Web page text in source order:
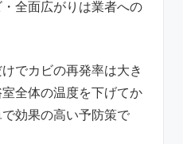
全面広がりは業者への
でカビの再発率は大き
全体の温度を下げてか
効果の高い予防策で